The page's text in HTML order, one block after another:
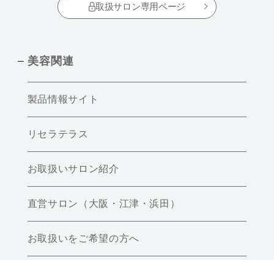
取扱サロン専用ページ
美容関連
製品情報サイト
リセラテラス
お取扱いサロン紹介
直営サロン（大阪・江津・浜田）
お取扱いをご希望の方へ